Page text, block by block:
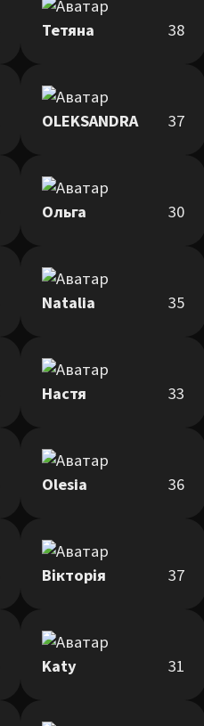
Тетяна 38
OLEKSANDRA 37
Ольга 30
Natalia 35
Настя 33
Olesia 36
Вікторія 37
Katy 31